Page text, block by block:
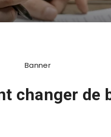
changer de